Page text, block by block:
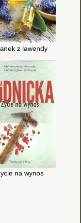
z lawendy
na wynos